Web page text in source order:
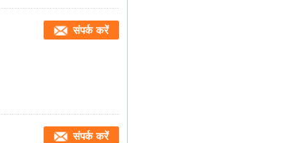
संपर्क करें
संपर्क करें